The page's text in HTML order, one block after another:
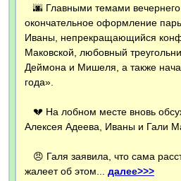
🌆 Главными темами
окончательное оформление
Иваны, непрекращающийся
Маковской, любовный
Деймона и Мишеля, а также
года».
💔 На лобном месте вновь
Алексея Адеева, Иваны и Гали
😠 Галя заявила, что сама
жалеет об этом... далее>>>